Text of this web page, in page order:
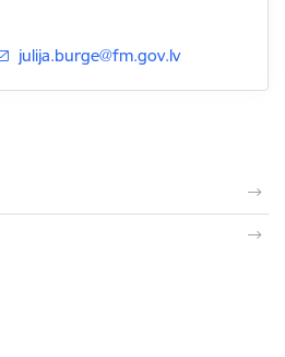
E-pasts:
julija.burge@fm.gov.lv